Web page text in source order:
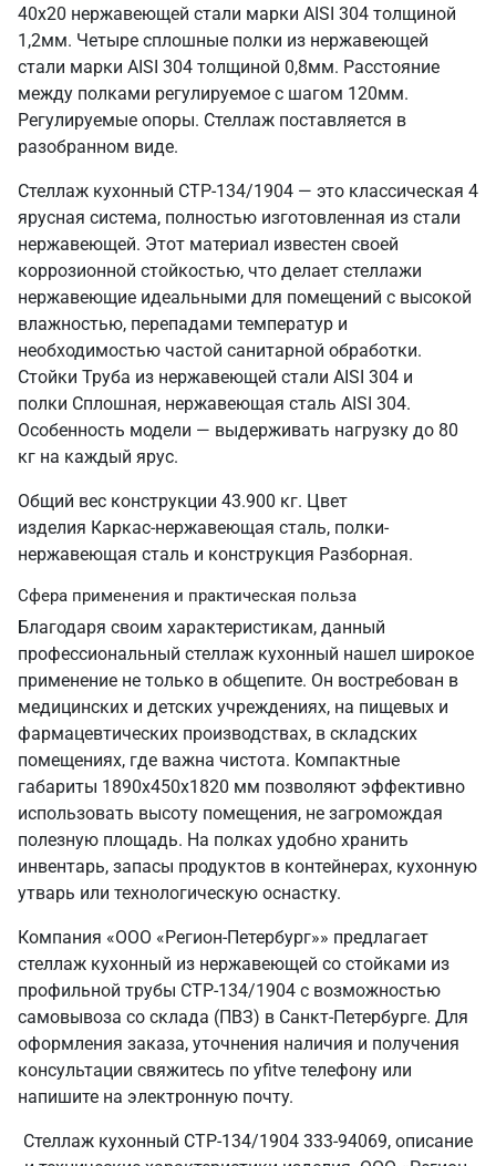
40х20 нержавеющей стали марки AISI 304 толщиной
1,2мм. Четыре сплошные полки из нержавеющей
стали марки AISI 304 толщиной 0,8мм. Расстояние
между полками регулируемое с шагом 120мм.
Регулируемые опоры. Стеллаж поставляется в
разобранном виде.
Стеллаж кухонный СТР-134/1904 — это классическая 4
ярусная система, полностью изготовленная из стали
нержавеющей. Этот материал известен своей
коррозионной стойкостью, что делает стеллажи
нержавеющие идеальными для помещений с высокой
влажностью, перепадами температур и
необходимостью частой санитарной обработки.
Стойки Труба из нержавеющей стали AISI 304 и
полки Сплошная, нержавеющая сталь AISI 304.
Особенность модели — выдерживать нагрузку до 80
кг на каждый ярус.
Общий вес конструкции 43.900 кг. Цвет
изделия Каркас-нержавеющая сталь, полки-
нержавеющая сталь и конструкция Разборная.
Сфера применения и практическая польза
Благодаря своим характеристикам, данный
профессиональный стеллаж кухонный нашел широкое
применение не только в общепите. Он востребован в
медицинских и детских учреждениях, на пищевых и
фармацевтических производствах, в складских
помещениях, где важна чистота. Компактные
габариты 1890х450х1820 мм позволяют эффективно
использовать высоту помещения, не загромождая
полезную площадь. На полках удобно хранить
инвентарь, запасы продуктов в контейнерах, кухонную
утварь или технологическую оснастку.
Компания «ООО «Регион-Петербург»» предлагает
стеллаж кухонный из нержавеющей со стойками из
профильной трубы СТР-134/1904 с возможностью
самовывоза со склада (ПВЗ) в Санкт‑Петербурге. Для
оформления заказа, уточнения наличия и получения
консультации свяжитесь по yfitve телефону или
напишите на электронную почту.
Стеллаж кухонный СТР-134/1904 333-94069, описание